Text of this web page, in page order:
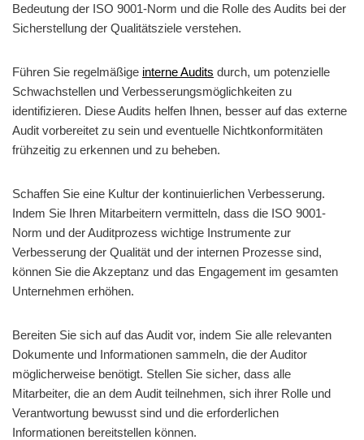
Bedeutung der ISO 9001-Norm und die Rolle des Audits bei der
Sicherstellung der Qualitätsziele verstehen.
Führen Sie regelmäßige interne Audits durch, um potenzielle
Schwachstellen und Verbesserungsmöglichkeiten zu
identifizieren. Diese Audits helfen Ihnen, besser auf das externe
Audit vorbereitet zu sein und eventuelle Nichtkonformitäten
frühzeitig zu erkennen und zu beheben.
Schaffen Sie eine Kultur der kontinuierlichen Verbesserung.
Indem Sie Ihren Mitarbeitern vermitteln, dass die ISO 9001-
Norm und der Auditprozess wichtige Instrumente zur
Verbesserung der Qualität und der internen Prozesse sind,
können Sie die Akzeptanz und das Engagement im gesamten
Unternehmen erhöhen.
Bereiten Sie sich auf das Audit vor, indem Sie alle relevanten
Dokumente und Informationen sammeln, die der Auditor
möglicherweise benötigt. Stellen Sie sicher, dass alle
Mitarbeiter, die an dem Audit teilnehmen, sich ihrer Rolle und
Verantwortung bewusst sind und die erforderlichen
Informationen bereitstellen können.